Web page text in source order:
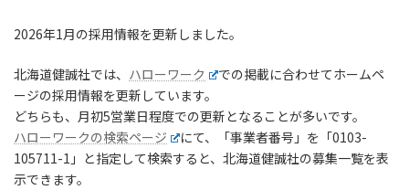
2026年1月の採用情報を更新しました。
北海道健誠社では、 ハローワーク
での掲載に合わせてホームペ
ージの採用情報を更新しています。
どちらも、月初5営業日程度での更新となることが多いです。
ハローワークの検索ページ
にて、「事業者番号」を「0103-
105711-1」と指定して検索すると、北海道健誠社の募集一覧を表
示できます。